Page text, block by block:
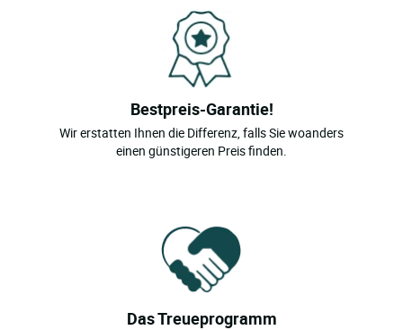
Bestpreis-Garantie!
Wir erstatten Ihnen die Differenz, falls Sie woanders
einen günstigeren Preis finden.
Das Treueprogramm